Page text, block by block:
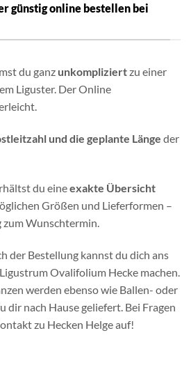
günstig online bestellen bei
du ganz unkompliziertzu einer
Liguster. Der Online
und die geplante Länge der
du eineexakte Übersicht
Größen und Lieferformen –
Wunschtermin.
der Bestellung kannst du dich ans
Ovalifolium Hecke machen.
werden ebenso wie Ballen- oder
dir nach Hause geliefert. Bei Fragen
zu Hecken Helge auf!